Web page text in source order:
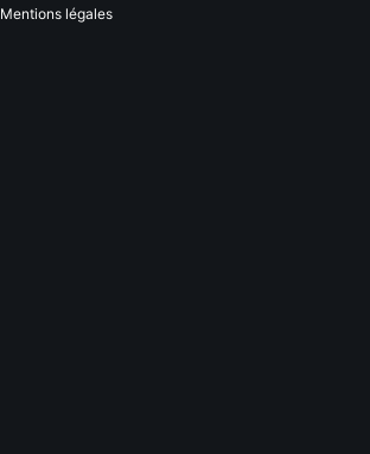
Mentions légales